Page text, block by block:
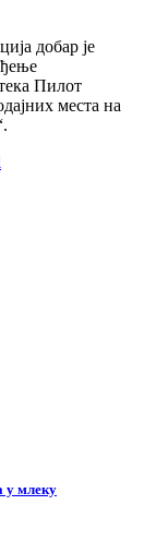
добар је
Пилот
места на
у млеку